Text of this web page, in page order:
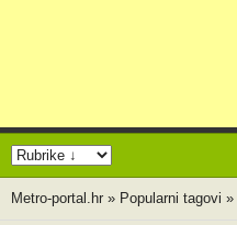
Metro-portal.hr » Popularni tagovi »